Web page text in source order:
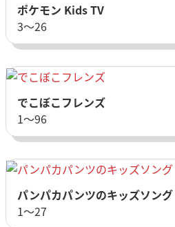
ポケモン Kids TV
3〜26
でこぼこフレンズ
1〜96
パンパカパンツのキッズソング
1〜27